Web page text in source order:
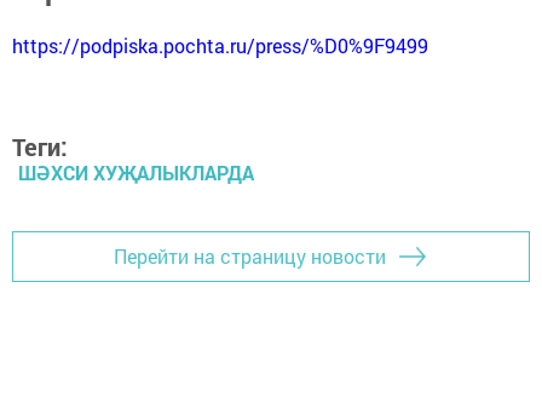
https://podpiska.pochta.ru/press/%D0%9F9499
Теги:
ШӘХСИ ХУҖАЛЫКЛАРДА
Перейти на страницу новости